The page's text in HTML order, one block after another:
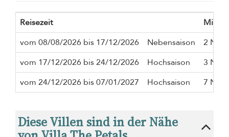
Reisezeit
vom 08/08/2026 bis 17/12/2026
Nebensaison
2
vom 17/12/2026 bis 24/12/2026
Hochsaison
3
vom 24/12/2026 bis 07/01/2027
Hochsaison 7
Diese Villen sind in der Nähe